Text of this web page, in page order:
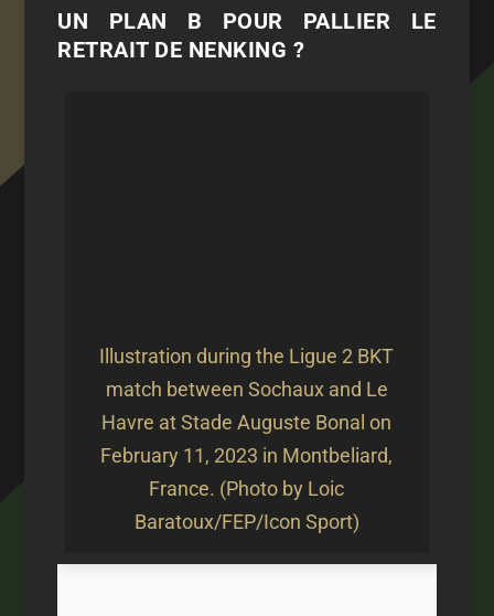
UN PLAN B POUR PALLIER LE
RETRAIT DE NENKING ?
Illustration during the Ligue 2 BKT
match between Sochaux and Le
Havre at Stade Auguste Bonal on
February 11, 2023 in Montbeliard,
France. (Photo by Loic
Baratoux/FEP/Icon Sport)